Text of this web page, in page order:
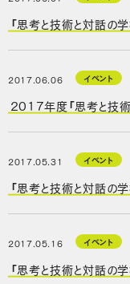
「思考と技術と対話の
2017.06.06 イベント
2017年度「思考と技
2017.05.31 イベント
「思考と技術と対話の
2017.05.16 イベント
「思考と技術と対話の